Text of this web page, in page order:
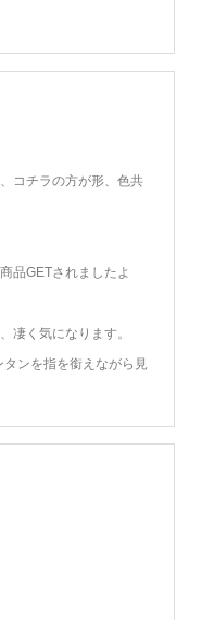
コチラの方が形、色共
品GETされましたよ
凄く気になります。
ンを指を銜えながら見